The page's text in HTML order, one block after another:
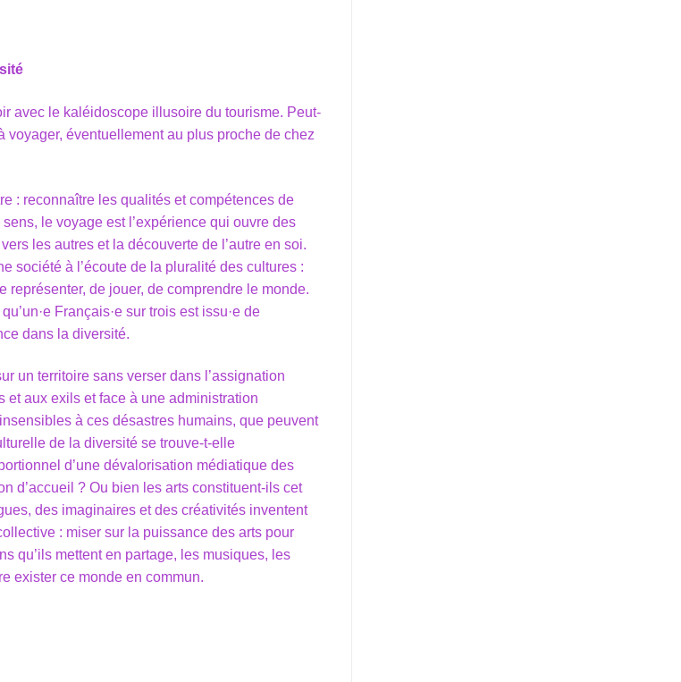
avec le kaléidoscope illusoire du tourisme. Peut-
éventuellement au plus proche de chez
: reconnaître les qualités et compétences de
le voyage est l’expérience qui ouvre des
les autres et la découverte de l’autre en soi.
société à l’écoute de la pluralité des cultures :
représenter, de jouer, de comprendre le monde.
Français·e sur trois est issu·e de
dans la diversité.
un territoire sans verser dans l’assignation
et aux exils et face à une administration
à ces désastres humains, que peuvent
de la diversité se trouve-t-elle
d’une dévalorisation médiatique des
d’accueil ? Ou bien les arts constituent-ils cet
des imaginaires et des créativités inventent
: miser sur la puissance des arts pour
qu’ils mettent en partage, les musiques, les
exister ce monde en commun.